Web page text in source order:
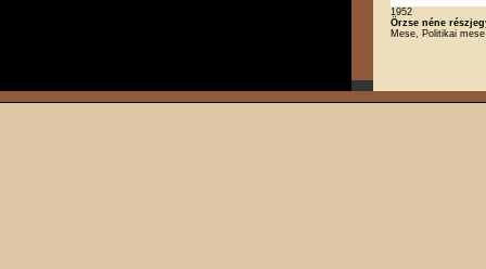
1952
Örzse néne
Mese, Politikai mese